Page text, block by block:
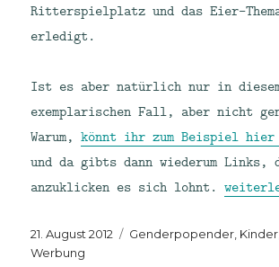
Ritterspielplatz und das Eier-
erledigt.
Ist es aber natürlich nur in
exemplarischen Fall, aber nicht
Warum,könnt ihr zum Beispiel hier
und da gibts dann wiederum Links,
anzuklicken es sich lohnt.„Eier
Veröffentlicht
am
21. August 2012 Kategorien
Genderpopender
Werbung